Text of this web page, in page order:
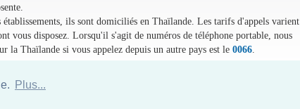
Plus...
ils sont domiciliés en Thaïlande. Les tarifs d'appels varient
vous disposez. Lorsqu'il s'agit de numéros de téléphone portable, nous
Thaïlande si vous appelez depuis un autre pays est le 0066.
hotels Thailande